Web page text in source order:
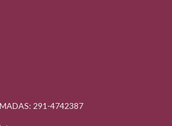
291-4742387